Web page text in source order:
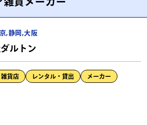
,静岡,大阪
ルトン
雑貨店 レンタル・貸出 メーカー